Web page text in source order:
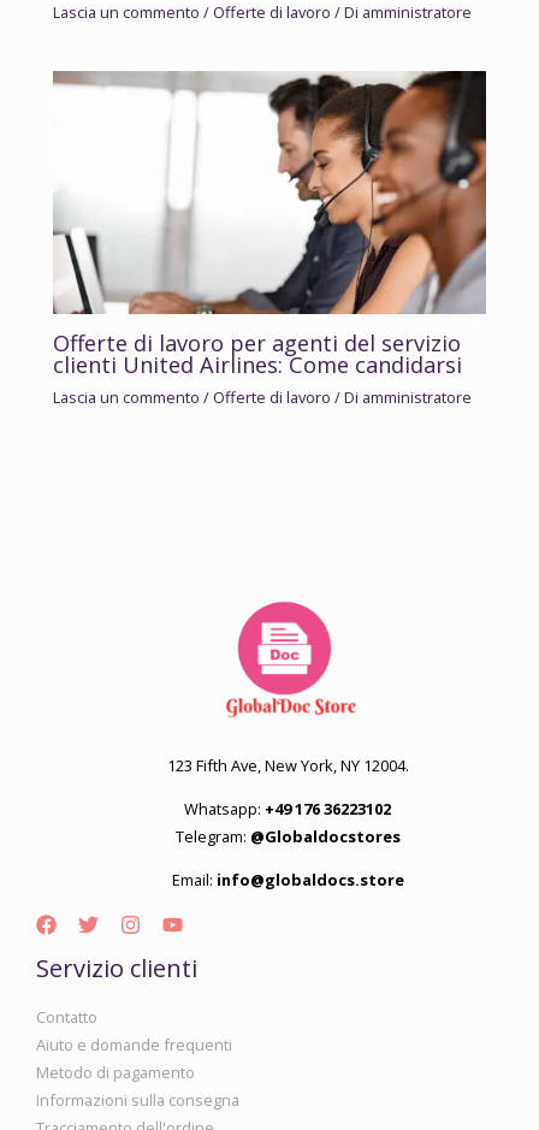
Lascia un commento / Offerte di lavoro / Di amministratore
Offerte di lavoro per agenti del servizio
clienti United Airlines: Come candidarsi
Lascia un commento / Offerte di lavoro / Di amministratore
123 Fifth Ave, New York, NY 12004.
Whatsapp: +49 176 36223102
Telegram: @Globaldocstores
Email: info@globaldocs.store
Servizio clienti
Contatto
Aiuto e domande frequenti
Metodo di pagamento
Informazioni sulla consegna